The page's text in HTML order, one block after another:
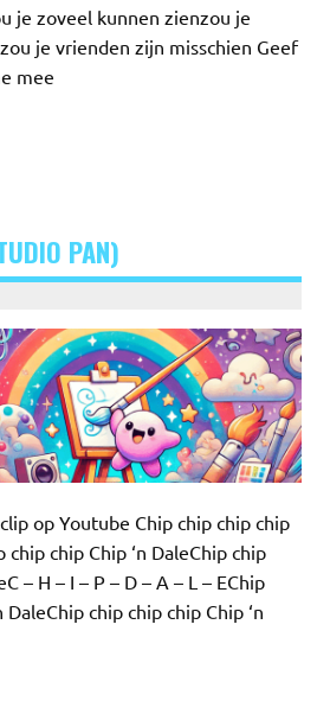
je zoveel kunnen zienzou je
je vrienden zijn misschien Geef
mee
PAN)
op Youtube Chip chip chip chip
chip chip Chip ‘n DaleChip chip
– H – I – P – D – A – L – EChip
DaleChip chip chip chip Chip ‘n